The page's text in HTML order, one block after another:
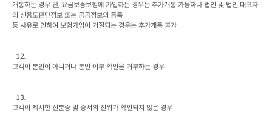
개통하는 경우 단, 요금보증보험에 가입하는 경우는 추가개통 가능하나 법인 및 법인 대표자
의 신용도판단정보 또는 공공정보의 등록
등 사유로 인하여 보험가입이 거절되는 경우는 추가개통 불가
고객이 본인이 아니거나 본인 여부 확인을 거부하는 경우
고객이 제시한 신분증 및 증서의 진위가 확인되지 않은 경우